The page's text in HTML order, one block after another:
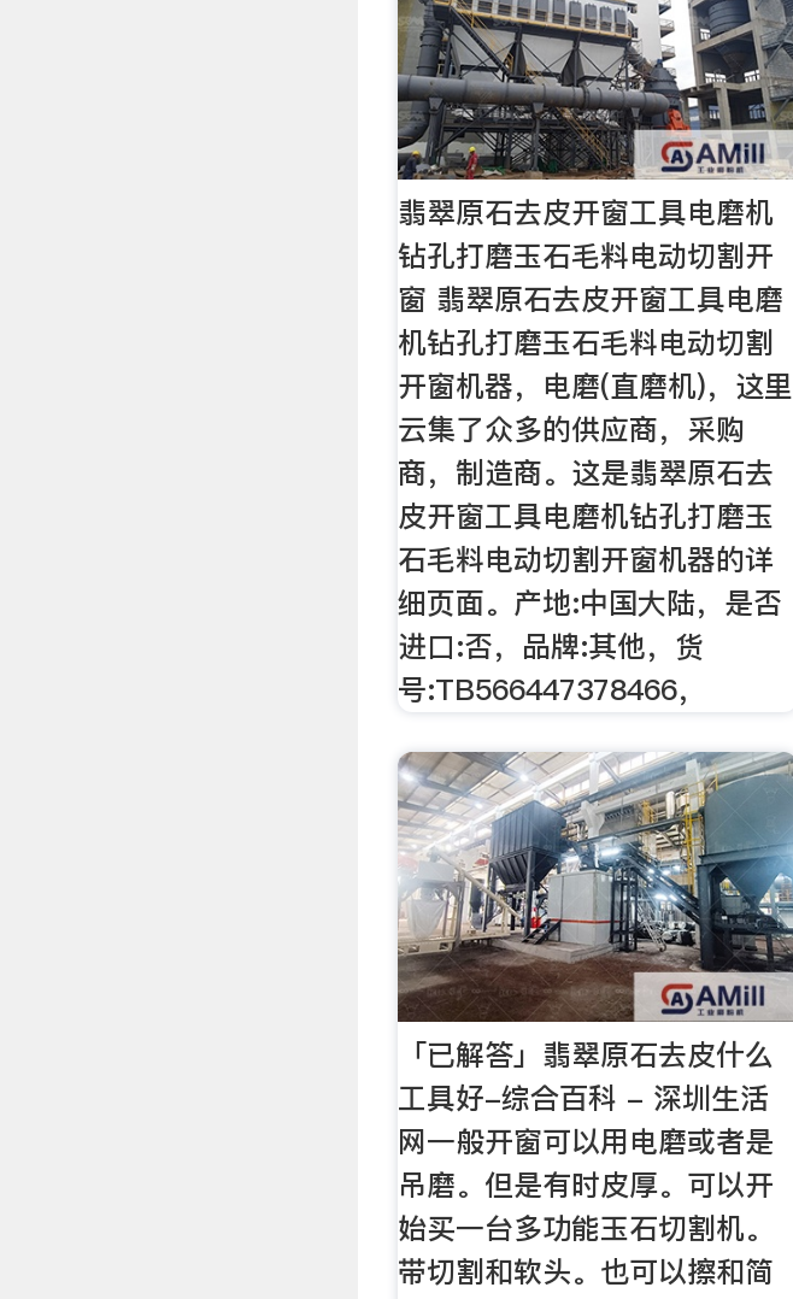
翡翠原石去皮开窗工具电磨机
钻孔打磨玉石毛料电动切割开
窗 翡翠原石去皮开窗工具电磨
机钻孔打磨玉石毛料电动切割
开窗机器，电磨(直磨机)，这里
云集了众多的供应商，采购
商，制造商。这是翡翠原石去
皮开窗工具电磨机钻孔打磨玉
石毛料电动切割开窗机器的详
细页面。产地:中国大陆，是否
进口:否，品牌:其他，货
号:TB566447378466，
「已解答」翡翠原石去皮什么
工具好-综合百科 - 深圳生活
网一般开窗可以用电磨或者是
吊磨。但是有时皮厚。可以开
始买一台多功能玉石切割机。
带切割和软头。也可以擦和简